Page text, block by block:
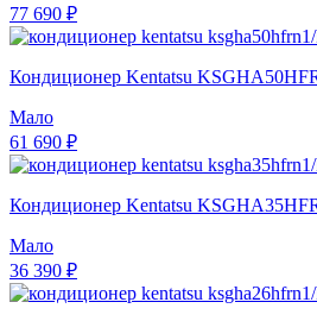
77 690 ₽
Кондиционер Kentatsu
Мало
61 690 ₽
Кондиционер Kentatsu
Мало
36 390 ₽